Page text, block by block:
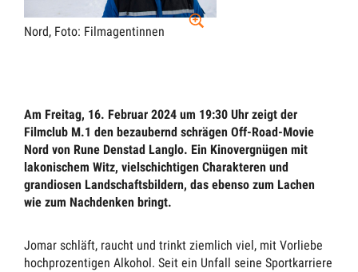
Nord, Foto: Filmagentinnen
Am Freitag, 16. Februar 2024 um 19:30 Uhr zeigt der
Filmclub M.1 den bezaubernd schrägen Off-Road-Movie
Nord von Rune Denstad Langlo. Ein Kinovergnügen mit
lakonischem Witz, vielschichtigen Charakteren und
grandiosen Landschaftsbildern, das ebenso zum Lachen
wie zum Nachdenken bringt.
Jomar schläft, raucht und trinkt ziemlich viel, mit Vorliebe
hochprozentigen Alkohol. Seit ein Unfall seine Sportkarriere